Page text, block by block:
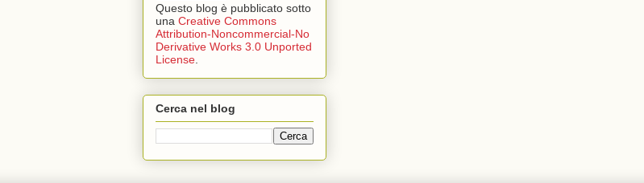
Questo blog è pubblicato sotto
una Creative Commons
Attribution-Noncommercial-No
Derivative Works 3.0 Unported
License
Cerca nel blog